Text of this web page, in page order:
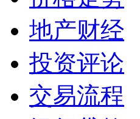
地产财经
投资评论
交易流程